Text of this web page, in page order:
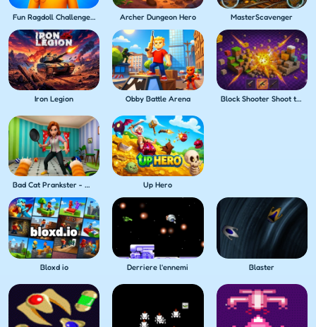
Fun Ragdoll Challenge! Mini Games Collection! Archer Dungeon Hero MasterScavenger
Iron Legion Obby Battle Arena Block Shooter Shoot the Blocks!
Bad Cat Prankster - Mom's Return Up Hero
Bloxd io Derriere l'ennemi Blaster